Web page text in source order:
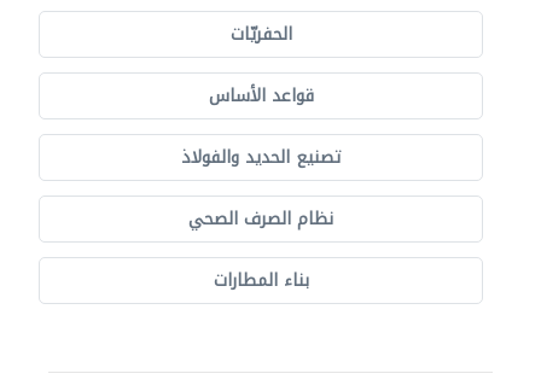
الحفريّات
قواعد الأساس
تصنيع الحديد والفولاذ
نظام الصرف الصحي
بناء المطارات